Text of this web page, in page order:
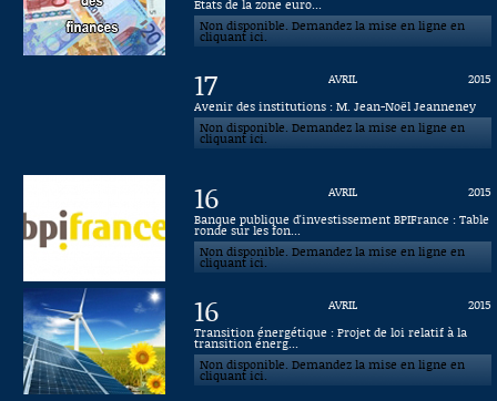
Etats de la zone euro...
Non disponible. Demandez la mise en ligne en
cliquant ici.
17 AVRIL
2015
Avenir des institutions : M. Jean-Noël Jeanneney
Non disponible. Demandez la mise en ligne en
cliquant ici.
16 AVRIL
2015
Banque publique d'investissement BPIFrance : Table
ronde sur les fon...
Non disponible. Demandez la mise en ligne en
cliquant ici.
16 AVRIL
2015
Transition énergétique : Projet de loi relatif à la
transition énerg...
Non disponible. Demandez la mise en ligne en
cliquant ici.